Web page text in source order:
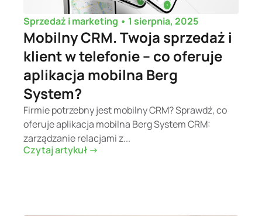
Sprzedaż i marketing • 1 sierpnia, 2025
Mobilny CRM. Twoja sprzedaż i
klient w telefonie – co oferuje
aplikacja mobilna Berg
System?
Firmie potrzebny jest mobilny CRM? Sprawdź, co
oferuje aplikacja mobilna Berg System CRM:
zarządzanie relacjami z...
Czytaj artykuł ->